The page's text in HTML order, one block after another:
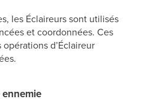
les Éclaireurs sont utilisés
et coordonnées. Ces
d’Éclaireur
ennemie